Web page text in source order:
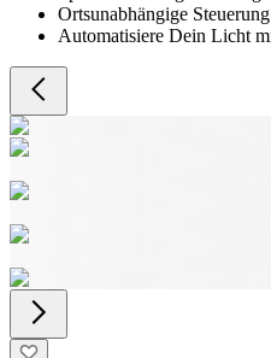
Ortsunabhängige Steuerung
Automatisiere Dein Licht